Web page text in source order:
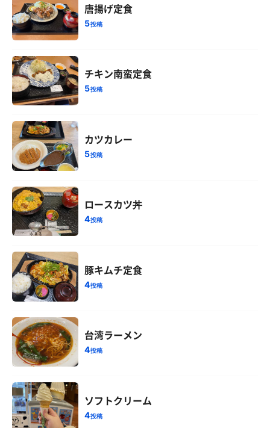
唐揚げ定食
5投稿
チキン南蛮定食
5投稿
カツカレー
5投稿
ロースカツ丼
4投稿
豚キムチ定食
4投稿
台湾ラーメン
4投稿
ソフトクリーム
4投稿